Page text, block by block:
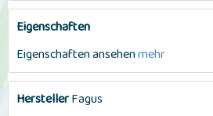
Eigenschaften
Eigenschaften ansehenmehr
HerstellerFagus